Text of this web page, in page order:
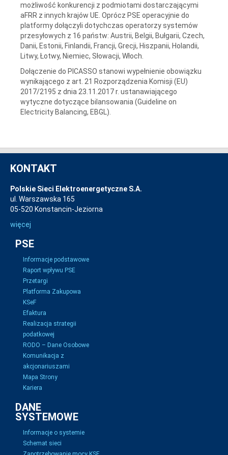
możliwość konkurencji z podmiotami dostarczającymi
aFRR z innych krajów UE. Oprócz PSE operacyjnie do
platformy dołączyli dotychczas operatorzy systemów
przesyłowych z 16 państw: Austrii, Belgii, Bułgarii, Czech,
Danii, Estonii, Finlandii, Francji, Grecji, Hiszpanii, Holandii,
Litwy, Łotwy, Niemiec, Słowacji, Włoch.
Dołączenie do PICASSO stanowi wypełnienie obowiązku
wynikającego z art. 21 Rozporządzenia Komisji (EU)
2017/2195 z dnia 23.11.2017 r. ustanawiającego
wytyczne dotyczące bilansowania (Guideline on
Electricity Balancing, EBGL).
KONTAKT
Polskie Sieci Elektroenergetyczne S.A.
ul. Warszawska 165
05-520 Konstancin-Jeziorna
więcej
PSE
Informacje podstawowe
Raport wpływu PSE
Przetargi
Platforma Zakupowa
KSeF
Efaktura
Realizacja strategii
podatkowej
RODO – Dane Osobowe
Komunikacja z
akcjonariuszami
Mapa Strony
Kariera
DANE
SYSTEMOWE
Informacje o systemie
Schemat sieci